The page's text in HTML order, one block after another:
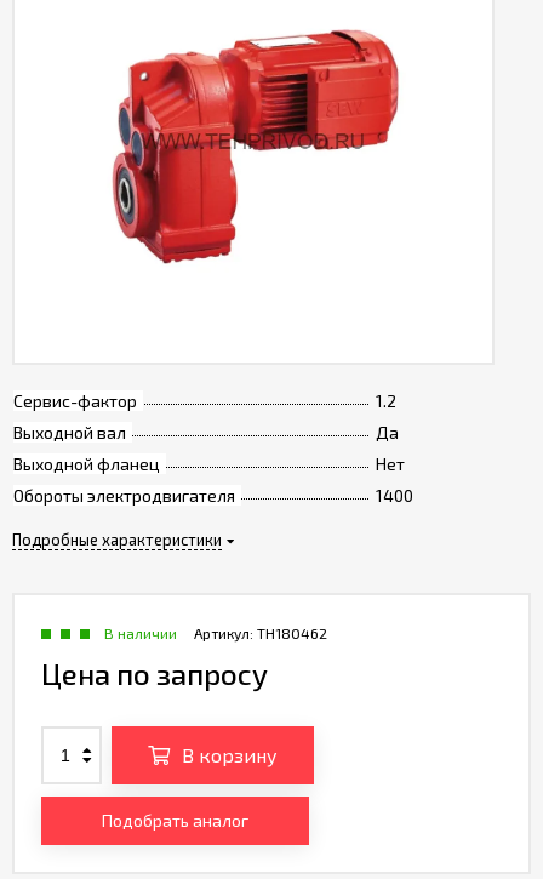
Сервис-фактор
1.2
Выходной вал
Да
Выходной фланец
Нет
Обороты электродвигателя
1400
Подробные характеристики
Артикул: TH180462
В наличии
Цена по запросу
В корзину
Подобрать аналог